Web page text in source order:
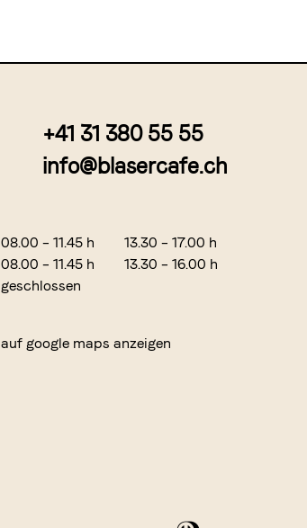
+41 31 380 55 55
info@blasercafe.ch
08.00 – 11.45 h
13.30 – 17.00 h
08.00 – 11.45 h
13.30 – 16.00 h
geschlossen
auf google maps anzeigen